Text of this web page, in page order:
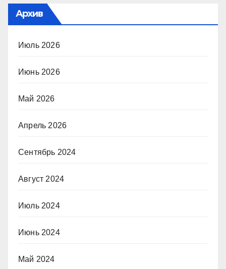
Архив
Июль 2026
Июнь 2026
Май 2026
Апрель 2026
Сентябрь 2024
Август 2024
Июль 2024
Июнь 2024
Май 2024